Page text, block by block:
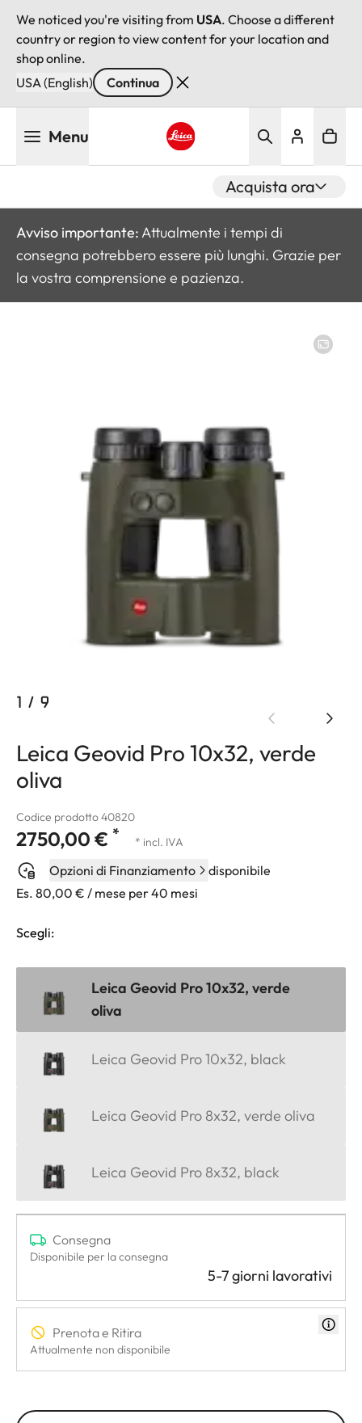
We noticed you're visiting from USA. Choose a different
country or region to view content for your location and
shop online.
USA (English)
Continua
Menu
Acquista ora
Avviso importante: Attualmente i tempi di
consegna potrebbero essere più lunghi. Grazie per
la vostra comprensione e pazienza.
1 / 9
Leica Geovid Pro 10x32, verde
oliva
Codice prodotto 40820
2750,00 € * * incl. IVA
Opzioni di Finanziamento
disponibile
Es. 80,00 € / mese per 40 mesi
Scegli:
Leica Geovid Pro 10x32, verde
oliva
Leica Geovid Pro 10x32, black
Leica Geovid Pro 8x32, verde oliva
Leica Geovid Pro 8x32, black
Consegna
Disponibile per la consegna
5-7 giorni lavorativi
Prenota e Ritira
Attualmente non disponibile